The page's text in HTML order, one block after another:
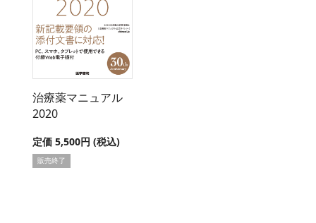
治療薬マニュアル
2020
定価 5,500円 (税込)
販売終了